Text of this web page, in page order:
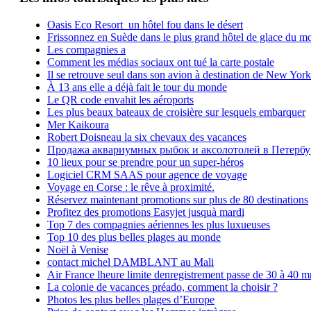
Oasis Eco Resort un hôtel fou dans le désert
Frissonnez en Suède dans le plus grand hôtel de glace du
Les compagnies a
Comment les médias sociaux ont tué la carte postale
Il se retrouve seul dans son avion à destination de New York
À 13 ans elle a déjà fait le tour du monde
Le QR code envahit les aéroports
Les plus beaux bateaux de croisière sur lesquels embarquer
Mer Kaikoura
Robert Doisneau la six chevaux des vacances
Продажа аквариумных рыбок и аксолотолей в
10 lieux pour se prendre pour un super-héros
Logiciel CRM SAAS pour agence de voyage
Voyage en Corse : le rêve à proximité.
Réservez maintenant promotions sur plus de 80 destinations
Profitez des promotions Easyjet jusquà mardi
Top 7 des compagnies aériennes les plus luxueuses
Top 10 des plus belles plages au monde
Noël à Venise
contact michel DAMBLANT au Mali
Air France lheure limite denregistrement passe de 30 à 40
La colonie de vacances préado, comment la choisir ?
Photos les plus belles plages d’Europe